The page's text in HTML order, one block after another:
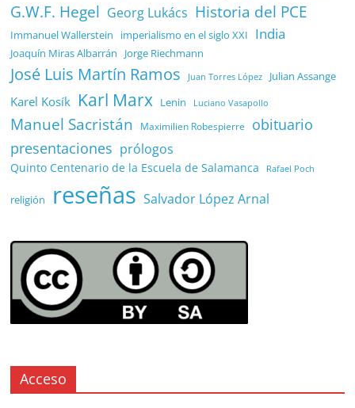
G.W.F. Hegel Georg Lukács Historia del PCE
Immanuel Wallerstein imperialismo en el siglo XXI India
Joaquín Miras Albarrán Jorge Riechmann
José Luis Martín Ramos Juan Torres López Julian Assange
Karel Kosík Karl Marx Lenin Luciano Vasapollo
Manuel Sacristán Maximilien Robespierre
obituario
presentaciones prólogos
Quinto Centenario de la Escuela de Salamanca Rafael Poch
religión reseñas Salvador López Arnal
Acceso